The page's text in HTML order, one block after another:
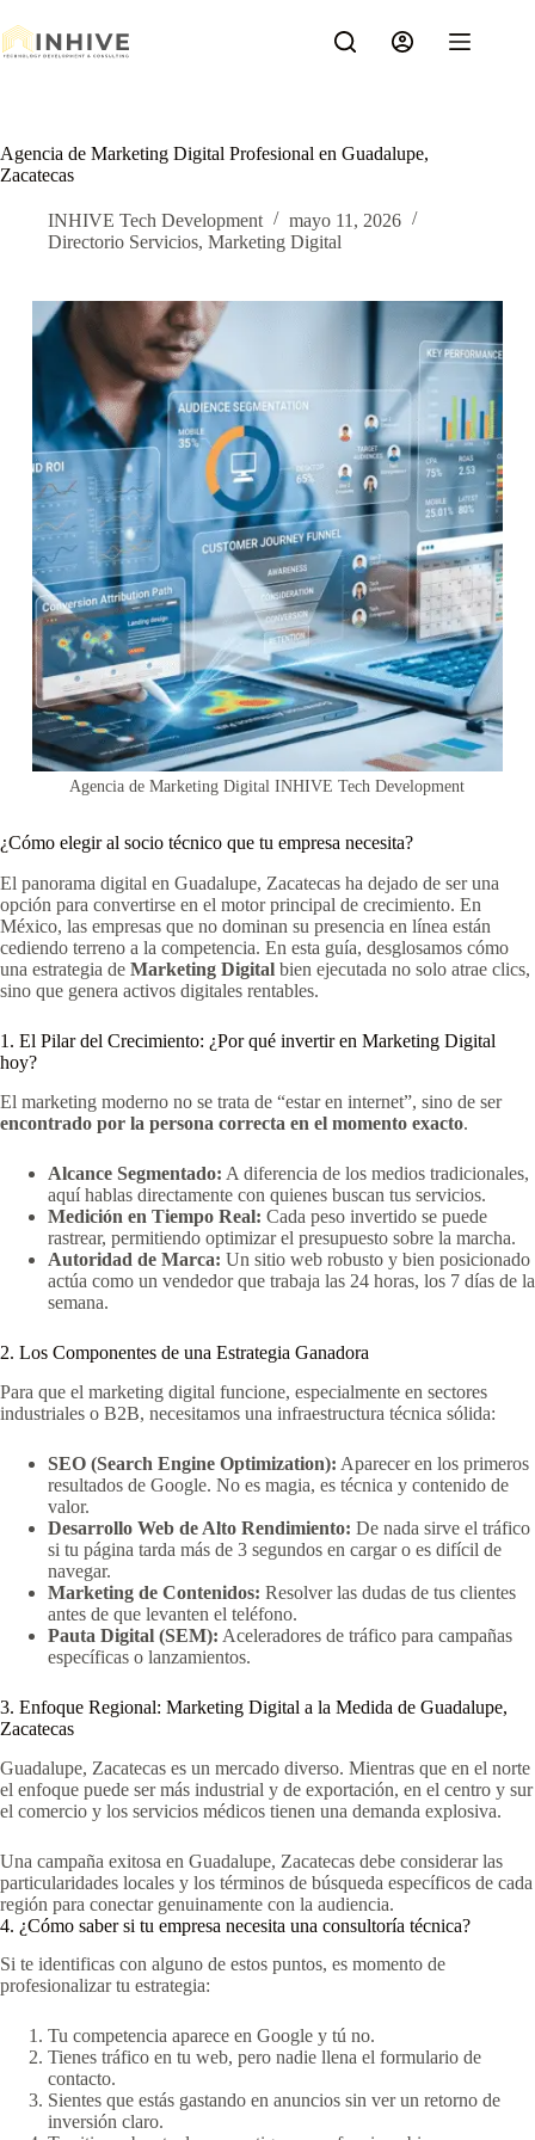
al
contenido
Agencia de Marketing Digital Profesional en Guadalupe,
Zacatecas
INHIVE Tech Development
mayo 11, 2026
Directorio Servicios, Marketing Digital
Agencia de Marketing Digital INHIVE Tech Development
¿Cómo elegir al socio técnico que tu empresa necesita?
El panorama digital en Guadalupe, Zacatecas ha dejado de ser una
opción para convertirse en el motor principal de crecimiento. En
México, las empresas que no dominan su presencia en línea están
cediendo terreno a la competencia. En esta guía, desglosamos cómo
una estrategia de Marketing Digital bien ejecutada no solo atrae clics,
sino que genera activos digitales rentables.
1. El Pilar del Crecimiento: ¿Por qué invertir en Marketing Digital
hoy?
El marketing moderno no se trata de “estar en internet”, sino de ser
encontrado por la persona correcta en el momento exacto.
Alcance Segmentado: A diferencia de los medios tradicionales,
aquí hablas directamente con quienes buscan tus servicios.
Medición en Tiempo Real: Cada peso invertido se puede
rastrear, permitiendo optimizar el presupuesto sobre la marcha.
Autoridad de Marca: Un sitio web robusto y bien posicionado
actúa como un vendedor que trabaja las 24 horas, los 7 días de la
semana.
2. Los Componentes de una Estrategia Ganadora
Para que el marketing digital funcione, especialmente en sectores
industriales o B2B, necesitamos una infraestructura técnica sólida:
SEO (Search Engine Optimization): Aparecer en los primeros
resultados de Google. No es magia, es técnica y contenido de
valor.
Desarrollo Web de Alto Rendimiento: De nada sirve el tráfico
si tu página tarda más de 3 segundos en cargar o es difícil de
navegar.
Marketing de Contenidos: Resolver las dudas de tus clientes
antes de que levanten el teléfono.
Pauta Digital (SEM): Aceleradores de tráfico para campañas
específicas o lanzamientos.
3. Enfoque Regional: Marketing Digital a la Medida de Guadalupe,
Zacatecas
Guadalupe, Zacatecas es un mercado diverso. Mientras que en el norte
el enfoque puede ser más industrial y de exportación, en el centro y sur
el comercio y los servicios médicos tienen una demanda explosiva.
Una campaña exitosa en Guadalupe, Zacatecas debe considerar las
particularidades locales y los términos de búsqueda específicos de cada
región para conectar genuinamente con la audiencia.
4. ¿Cómo saber si tu empresa necesita una consultoría técnica?
Si te identificas con alguno de estos puntos, es momento de
profesionalizar tu estrategia:
Tu competencia aparece en Google y tú no.
Tienes tráfico en tu web, pero nadie llena el formulario de
contacto.
Sientes que estás gastando en anuncios sin ver un retorno de
inversión claro.